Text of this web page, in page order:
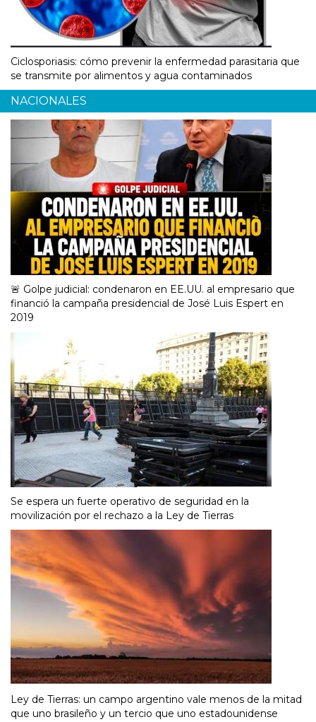
Ciclosporiasis: cómo prevenir la enfermedad parasitaria que
se transmite por alimentos y agua contaminados
NACIONALES
🚨 Golpe judicial: condenaron en EE.UU. al empresario que
financió la campaña presidencial de José Luis Espert en
2019
Se espera un fuerte operativo de seguridad en la
movilización por el rechazo a la Ley de Tierras
Ley de Tierras: un campo argentino vale menos de la mitad
que uno brasileño y un tercio que uno estadounidense